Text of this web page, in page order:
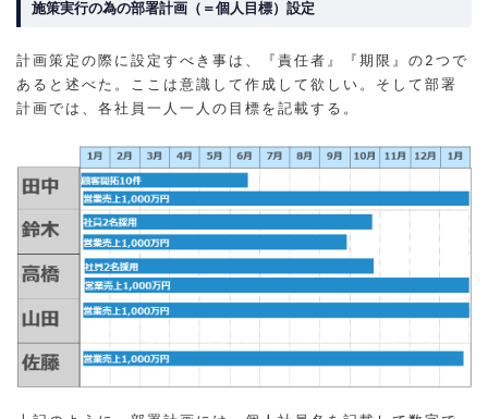
施策実行の為の部署計画（＝個人目標）設定
計画策定の際に設定すべき事は、『責任者』『期限』の2つで
あると述べた。ここは意識して作成して欲しい。そして部署
計画では、各社員一人一人の目標を記載する。